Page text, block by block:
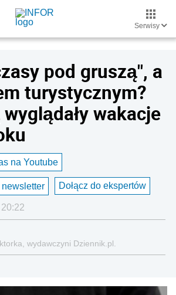
Serwisy
pod gruszą", a
turystycznym?
wakacje
na Youtube
Dołącz do ekspertów
wydawczyni Dziennik.pl.